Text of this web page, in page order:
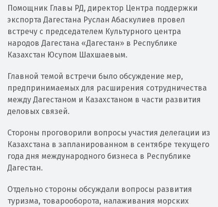
Помощник Главы РД, директор Центра поддержки
экспорта Дагестана Руслан Абаскулиев провел
встречу с председателем Культурного центра
народов Дагестана «Дагестан» в Республике
Казахстан Юсупом Шахшаевым.
Главной темой встречи было обсуждение мер,
предпринимаемых для расширения сотрудничества
между Дагестаном и Казахстаном в части развития
деловых связей.
Стороны проговорили вопросы участия делегации из
Казахстана в запланированном в сентябре текущего
года дня международного бизнеса в Республике
Дагестан.
Отдельно стороны обсуждали вопросы развития
туризма, товарооборота, налаживания морских